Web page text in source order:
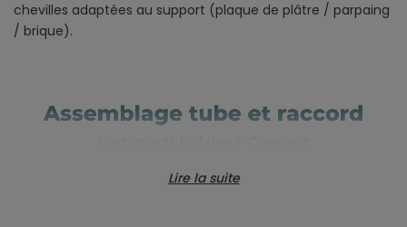
chevilles adaptées au support (plaque de plâtre / parpaing
/ brique).
Lire la suite